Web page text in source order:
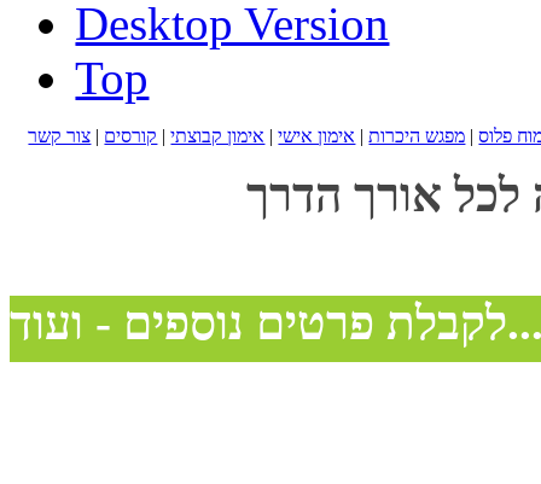
Desktop Version
Top
פלוס| מפגש היכרות| אימון אישי| אימון קבוצתי| קורסים | צור קשר
לכל אורך הדרך
נוספים - ועוד...